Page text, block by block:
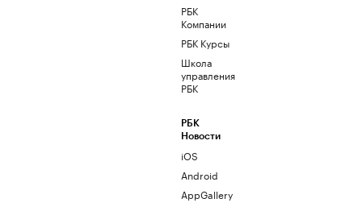
РБК
Компании
РБК Курсы
Школа
управления
РБК
РБК
Новости
iOS
Android
AppGallery